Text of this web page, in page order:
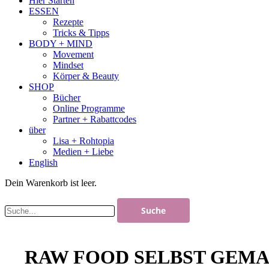
ESSEN
Rezepte
Tricks & Tipps
BODY + MIND
Movement
Mindset
Körper & Beauty
SHOP
Bücher
Online Programme
Partner + Rabattcodes
über
Lisa + Rohtopia
Medien + Liebe
English
Dein Warenkorb ist leer.
RAW FOOD SELBST